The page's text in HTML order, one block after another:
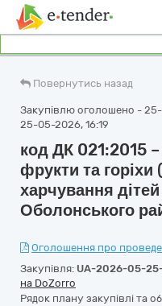
Повернутись назад
Закупівлю оголошено - 25-
25-05-2026, 16:19
код ДК 021:2015
фрукти та горіхи
харчування
Оболонського
Оголошення про
Закупівля: UA-2026-05-
на DoZorro
Рядок плану закупівлі та